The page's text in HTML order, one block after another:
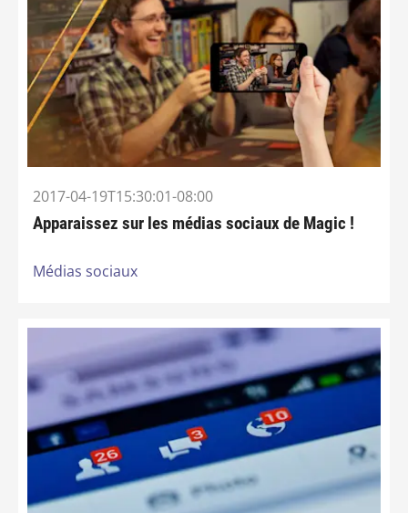
2017-04-19T15:30:01-08:00
Apparaissez sur les médias sociaux de Magic !
Médias sociaux